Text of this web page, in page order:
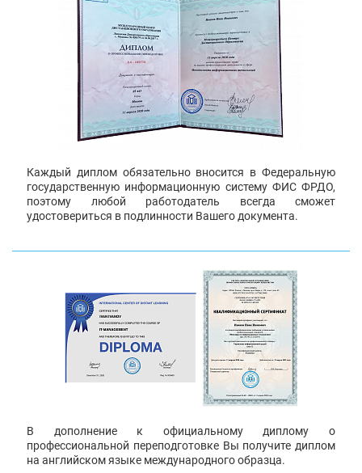
Каждый диплом обязательно вносится в Федеральную
государственную информационную систему ФИС ФРДО,
поэтому любой работодатель всегда сможет
удостовериться в подлинности Вашего документа.
В дополнение к официальному диплому о
профессиональной переподготовке Вы получите диплом
на английском языке международного образца.